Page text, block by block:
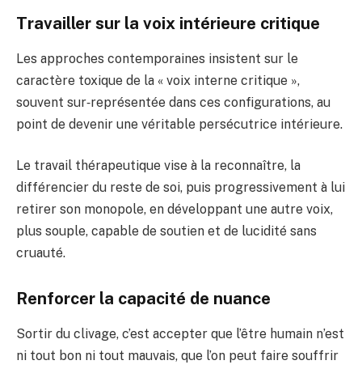
Travailler sur la voix intérieure critique
Les approches contemporaines insistent sur le
caractère toxique de la « voix interne critique »,
souvent sur‑représentée dans ces configurations, au
point de devenir une véritable persécutrice intérieure.
Le travail thérapeutique vise à la reconnaître, la
différencier du reste de soi, puis progressivement à lui
retirer son monopole, en développant une autre voix,
plus souple, capable de soutien et de lucidité sans
cruauté.
Renforcer la capacité de nuance
Sortir du clivage, c’est accepter que l’être humain n’est
ni tout bon ni tout mauvais, que l’on peut faire souffrir